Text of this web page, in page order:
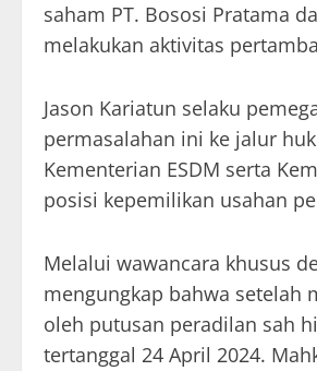
saham PT. Bososi Pratama
melakukan aktivitas
Jason Kariatun selaku
permasalahan ini ke jalur
Kementerian ESDM serta
posisi kepemilikan usahan
Melalui wawancara khusus
mengungkap bahwa setelah
oleh putusan peradilan sah
tertanggal 24 April 2024.